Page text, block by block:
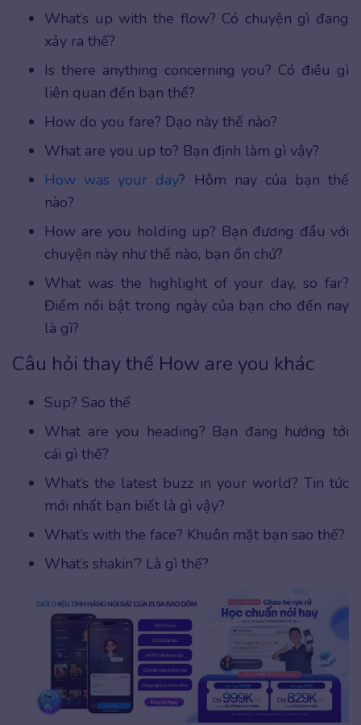
What’s up with the flow? Có chuyện gì đang
xảy ra thế?
Is there anything concerning you? Có điều gì
liên quan đến bạn thế?
How do you fare? Dạo này thế nào?
What are you up to? Bạn định làm gì vậy?
How was your day? Hôm nay của bạn thế
nào?
How are you holding up? Bạn đương đầu với
chuyện này như thế nào, bạn ổn chứ?
What was the highlight of your day, so far?
Điểm nổi bật trong ngày của bạn cho đến nay
là gì?
Câu hỏi thay thế How are you khác
Sup? Sao thế
What are you heading? Bạn đang hướng tới
cái gì thế?
What’s the latest buzz in your world? Tin tức
mới nhất bạn biết là gì vậy?
What’s with the face? Khuôn mặt bạn sao thế?
What’s shakin’? Là gì thế?